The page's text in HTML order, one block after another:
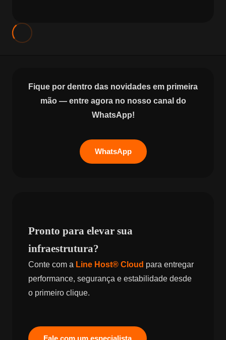
Fique por dentro das novidades em primeira
mão — entre agora no nosso canal do
WhatsApp!
WhatsApp
Pronto para elevar sua
infraestrutura?
Conte com a Line Host® Cloud para entregar
performance, segurança e estabilidade desde
o primeiro clique.